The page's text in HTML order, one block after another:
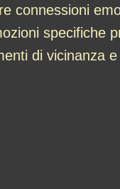
connessioni
specifiche
di vicinanza